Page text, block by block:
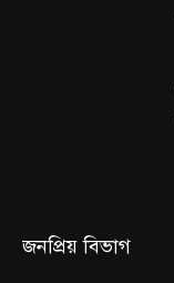
জনপ্রিয় বিভাগ